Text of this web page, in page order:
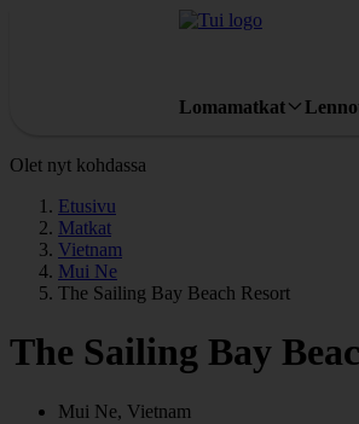
Lomamatkat
Olet nyt kohdassa
Etusivu
Matkat
Vietnam
Mui Ne
The Sailing Bay Beach Resort
The Sailing Bay
Mui Ne, Vietnam